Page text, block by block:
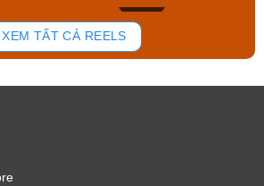
181
XEM TẤT CẢ REELS